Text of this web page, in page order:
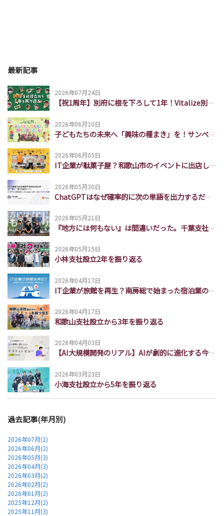
最新記事
2026年07月24日
【祝1周年】別府に根を下ろして1年！Vitalize別府支社の挑戦とチームの裏側
2026年06月10日
子どもたちの未来へ「興味の種まき」を！サンベリー農園いちご狩り遠足レポート
2026年06月05日
IT企業が駄菓子屋？和歌山市のイベントに出店してみた
2026年05月30日
ChatGPTはなぜ確率的に次の単語を出力するだけで頭の良い出力ができるのか説明できなかったので勉強した。
2026年05月21日
『地方には何もない』は間違いだった。千葉支社3年間の軌跡と、これから創る面白い未来
2026年05月15日
小林支社設立2年を振り返る
2026年04月17日
IT企業が旅館を再生？南房総で始まった宿泊業の再設計とは
2026年04月17日
和歌山支社設立から3年を振り返る
2026年04月03日
【AI大規模開発のリアル】AIが劇的に進化する今、エンジニア組織はなぜ「テストとレビュー」に回帰するのか
2026年03月23日
小海支社設立から5年を振り返る
過去記事(年月別)
2026年07月(1)
2026年06月(2)
2026年05月(3)
2026年04月(3)
2026年03月(2)
2026年02月(2)
2026年01月(2)
2025年12月(2)
2025年11月(3)